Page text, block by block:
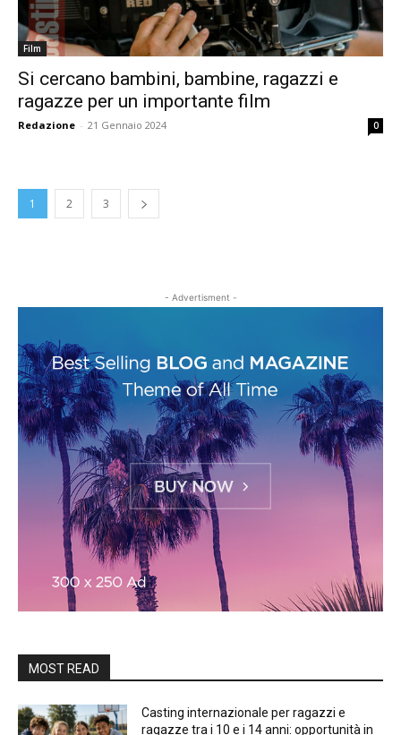
Film
Si cercano bambini, bambine, ragazzi e
ragazze per un importante film
Redazione - 21 Gennaio 2024 0
1 2 3
- Advertisment -
MOST READ
Casting internazionale per ragazzi e
ragazze tra i 10 e i 14 anni: opportunità in